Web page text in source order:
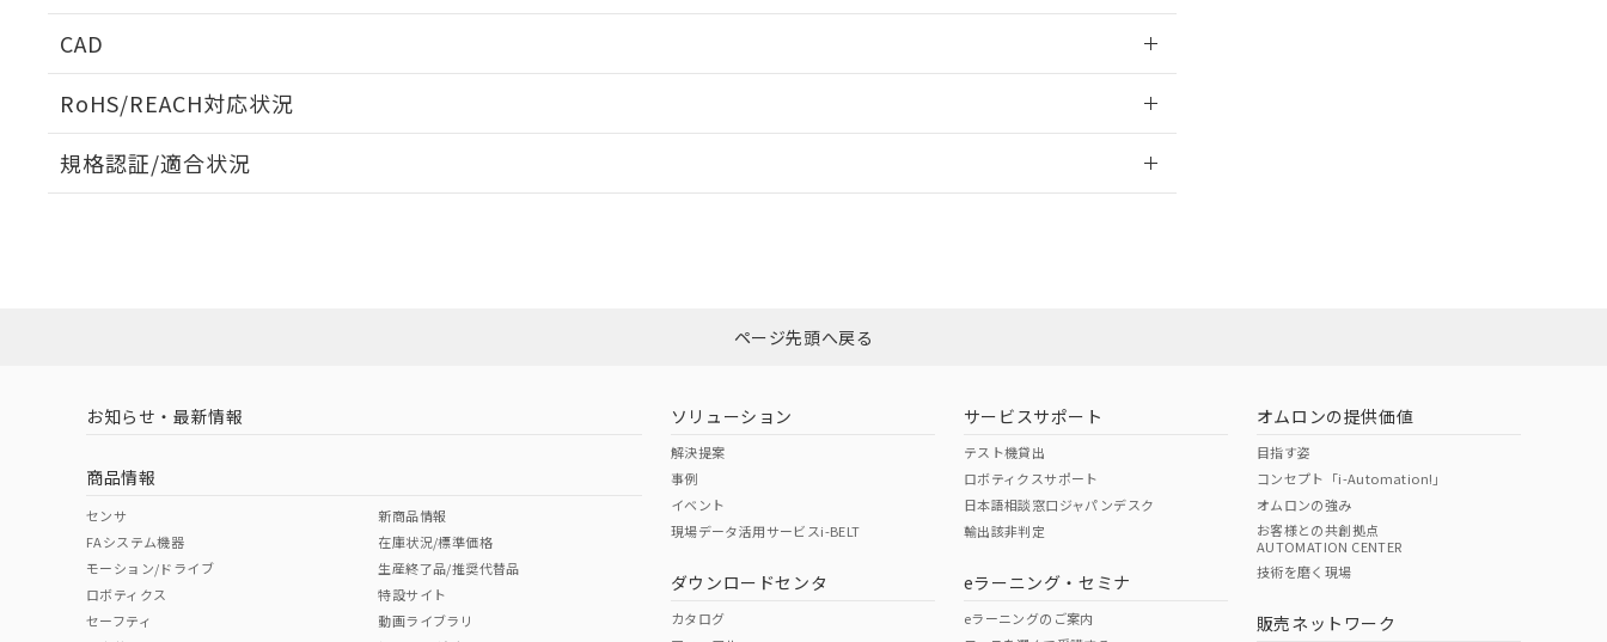
CAD
RoHS/REACH対応状況
EU RoHS 注意事項・凡例
ダウンロードはこちら
中国 RoHS 注意事項・凡例
中国 RoHS表
Pb Hg Cr(VI)
規格認証/適合状況
（イギリス
（ノルウェー
（日本
（アメリカ
この製品の規格認証/適合状況ページへ
その他の認証はこちらのページからご検索ください
ページ先頭へ戻る
お知らせ・最新情報
商品情報
センサ
FAシステム機器
モーション/ドライブ
ロボティクス
セーフティ
新商品情報
在庫状況/標準価格
生産終了品/推奨代替品
特設サイト
動画ライブラリ
ソリューション
解決提案
事例
イベント
現場データ活用サービスi-BELT
ダウンロードセンタ
カタログ
サービスサポート
テスト機貸出
ロボティクスサポート
日本語相談窓口ジャパンデスク
輸出該非判定
eラーニング・セミナ
eラーニングのご案内
オムロンの提供価値
目指す姿
コンセプト「i-Automation!」
オムロンの強み
お客様との共創拠点
AUTOMATION CENTER
技術を磨く現場
販売ネットワーク